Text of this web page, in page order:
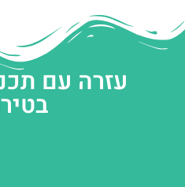
עזרה עם